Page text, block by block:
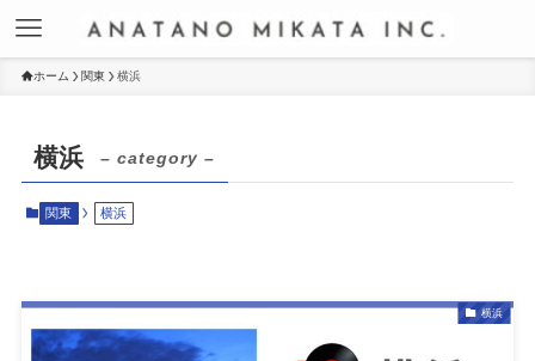
ホーム 関東 横浜
横浜 – category –
関東 横浜
横浜